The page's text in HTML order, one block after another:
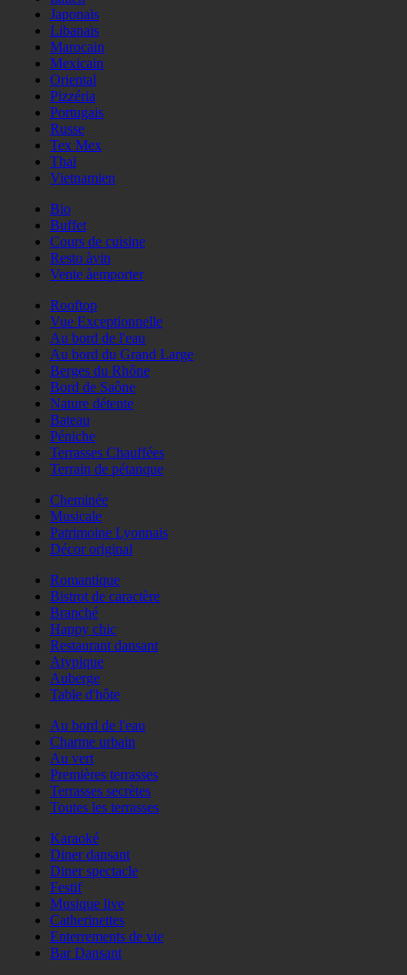
Japonais
Libanais
Marocain
Mexicain
Oriental
Pizzéria
Portugais
Russe
Tex Mex
Thaï
Vietnamien
Bio
Buffet
Cours de cuisine
Resto àvin
Vente àemporter
Rooftop
Vue Exceptionnelle
Au bord de l'eau
Au bord du Grand Large
Berges du Rhône
Bord de Saône
Nature détente
Bateau
Péniche
Terrasses Chauffées
Terrain de pétanque
Cheminée
Musicale
Patrimoine Lyonnais
Décor original
Romantique
Bistrot de caractère
Branché
Happy chic
Restaurant dansant
Atypique
Auberge
Table d'hôte
Au bord de l'eau
Charme urbain
Au vert
Premières terrasses
Terrasses secrètes
Toutes les terrasses
Karaoké
Diner dansant
Diner spectacle
Festif
Musique live
Catherinettes
Enterrements de vie
Bar Dansant